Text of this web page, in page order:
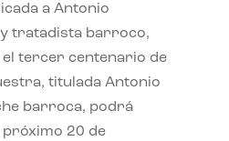
a Antonio
tratadista barroco,
tercer centenario de
titulada Antonio
barroca, podrá
20 de